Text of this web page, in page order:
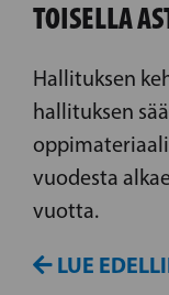
TOISELLA
Hallituksen
hallituksen
vuodesta
vuotta.
LUE